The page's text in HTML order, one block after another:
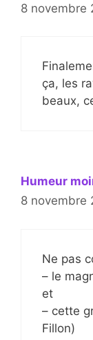
8 novembre
ça, les
beaux,
Humeur
8 novembre
Ne pas
– le
et
– cette
Fillon)